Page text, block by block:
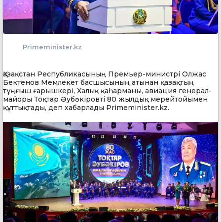
Primeminister.kz
Қазақстан Республикасының Премьер-министрі Олжас
Бектенов Мемлекет басшысының атынан қазақтың
тұңғыш ғарышкері, Халық қаһарманы, авиация генерал-
майоры Тоқтар Әубәкіровті 80 жылдық мерейтойымен
құттықтады, деп хабарлады Primeminister.kz.